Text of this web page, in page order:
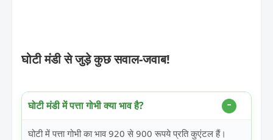
घोटी मंडी से जुड़े कुछ सवाल-जवाब!
घोटी मंडी में पत्ता गोभी क्या भाव है?
घोटी में पत्ता गोभी का भाव 920 से 900 रूपये प्रति कुएंटल हैं।